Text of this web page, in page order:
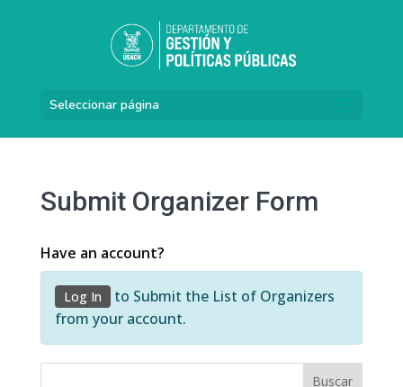
Seleccionar página
Submit Organizer Form
Have an account?
Log In
to Submit the List of Organizers
from your account.
Buscar